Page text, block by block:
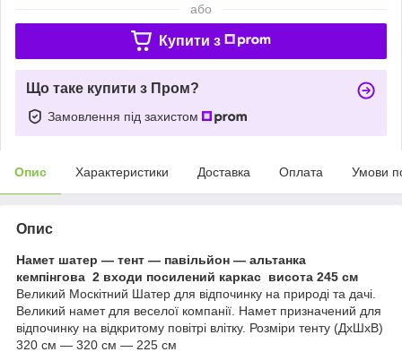
або
Купити з
Що таке купити з Пром?
Замовлення під захистом
Опис Характеристики Доставка Оплата Умови
Опис
Намет шатер — тент — павільйон — альтанка
кемпінгова 2 входи посилений каркас висота 245 см
Великий Москітний Шатер для відпочинку на природі та дачі.
Великий намет для веселої компанії. Намет призначений для
відпочинку на відкритому повітрі влітку. Розміри тенту (ДхШхВ)
320 см — 320 см — 225 см